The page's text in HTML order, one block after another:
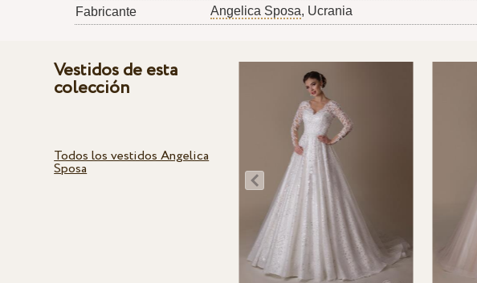
Fabricante
Angelica Sposa, Ucrania
Vestidos de esta
colección
Todos los vestidos Angelica
Sposa